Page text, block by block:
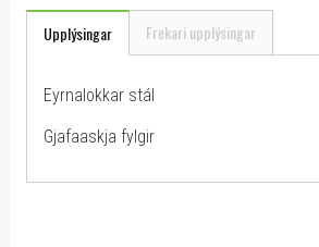
Upplýsingar Frekari upplýsingar
Eyrnalokkar stál
Gjafaaskja fylgir